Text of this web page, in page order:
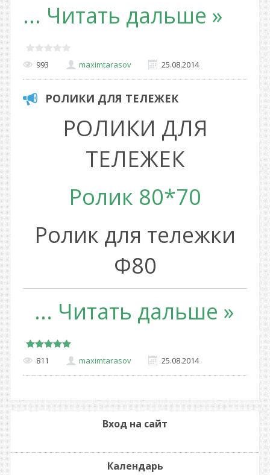
... Читать дальше »
993 maximtarasov 25.08.2014
РОЛИКИ ДЛЯ ТЕЛЕЖЕК
РОЛИКИ ДЛЯ
ТЕЛЕЖЕК
Ролик 80*70
Ролик для тележки
Ф80
... Читать дальше »
811 maximtarasov 25.08.2014
Вход на сайт
Календарь